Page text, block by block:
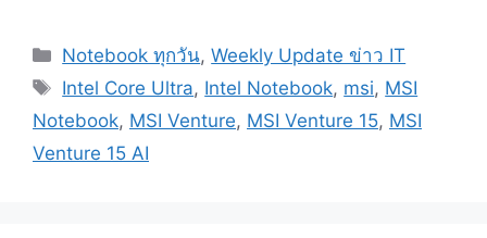
Categories
Notebook ทุกวัน,Weekly Update ข่าว IT
Tags
Intel Core Ultra, Intel Notebook, msi, MSI
Notebook, MSI Venture, MSI Venture 15, MSI
Venture 15 AI